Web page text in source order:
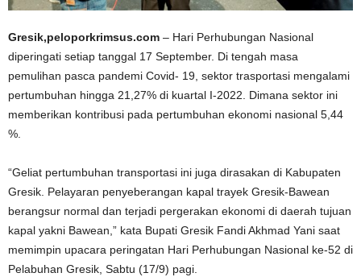
Gresik,peloporkrimsus.com – Hari Perhubungan Nasional
diperingati setiap tanggal 17 September. Di tengah masa
pemulihan pasca pandemi Covid- 19, sektor trasportasi mengalami
pertumbuhan hingga 21,27% di kuartal I-2022. Dimana sektor ini
memberikan kontribusi pada pertumbuhan ekonomi nasional 5,44
%.
“Geliat pertumbuhan transportasi ini juga dirasakan di Kabupaten
Gresik. Pelayaran penyeberangan kapal trayek Gresik-Bawean
berangsur normal dan terjadi pergerakan ekonomi di daerah tujuan
kapal yakni Bawean,” kata Bupati Gresik Fandi Akhmad Yani saat
memimpin upacara peringatan Hari Perhubungan Nasional ke-52 di
Pelabuhan Gresik, Sabtu (17/9) pagi.